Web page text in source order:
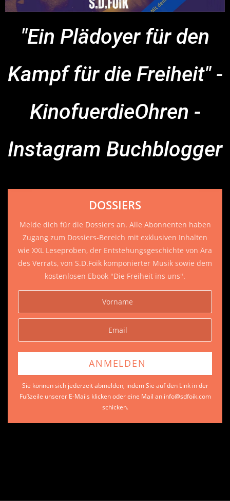
"Ein Plädoyer für den
Kampf für die Freiheit" -
KinofuerdieOhren -
Instagram Buchblogger
DOSSIERS
Melde dich für die Dossiers an. Alle Abonnenten haben
Zugang zum Dossiers-Bereich mit exklusiven Inhalten
wie XXL Leseproben, der Entstehungsgeschichte von Ära
des Verrats, von S.D.Foik komponierter Musik sowie dem
kostenlosen Ebook "Die Freiheit ins uns".
Sie können sich jederzeit abmelden, indem Sie auf den Link in der
Fußzeile unserer E-Mails klicken oder eine Mail an info@sdfoik.com
schicken.